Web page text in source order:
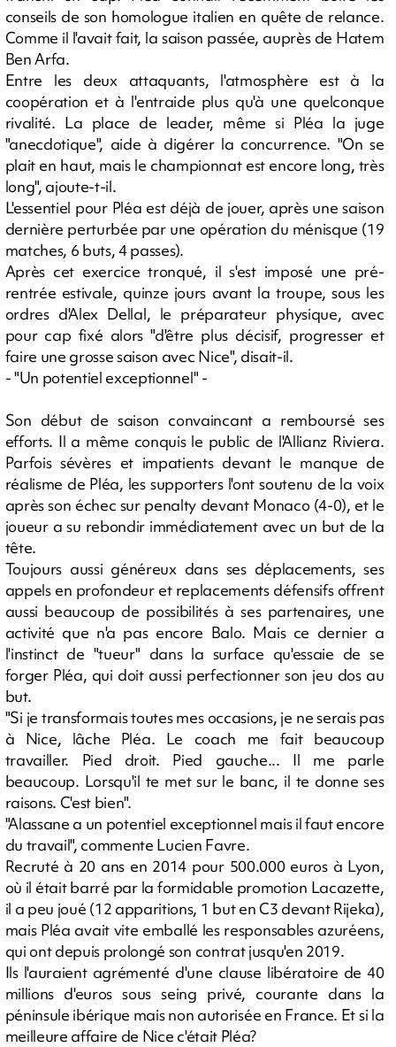
conseils de son homologue italien en quête de relance.
Comme il l'avait fait, la saison passée, auprès de Hatem
Ben Arfa.
Entre les deux attaquants, l'atmosphère est à la
coopération et à l'entraide plus qu'à une quelconque
rivalité. La place de leader, même si Pléa la juge
"anecdotique", aide à digérer la concurrence. "On se
plait en haut, mais le championnat est encore long, très
long", ajoute-t-il.
L'essentiel pour Pléa est déjà de jouer, après une saison
dernière perturbée par une opération du ménisque (19
matches, 6 buts, 4 passes).
Après cet exercice tronqué, il s'est imposé une pré-
rentrée estivale, quinze jours avant la troupe, sous les
ordres d'Alex Dellal, le préparateur physique, avec
pour cap fixé alors "d'être plus décisif, progresser et
faire une grosse saison avec Nice", disait-il.
- "Un potentiel exceptionnel" -
Son début de saison convaincant a remboursé ses
efforts. Il a même conquis le public de l'Allianz Riviera.
Parfois sévères et impatients devant le manque de
réalisme de Pléa, les supporters l'ont soutenu de la voix
après son échec sur penalty devant Monaco (4-0), et le
joueur a su rebondir immédiatement avec un but de la
tête.
Toujours aussi généreux dans ses déplacements, ses
appels en profondeur et replacements défensifs offrent
aussi beaucoup de possibilités à ses partenaires, une
activité que n'a pas encore Balo. Mais ce dernier a
l'instinct de "tueur" dans la surface qu'essaie de se
forger Pléa, qui doit aussi perfectionner son jeu dos au
but.
"Si je transformais toutes mes occasions, je ne serais pas
à Nice, lâche Pléa. Le coach me fait beaucoup
travailler. Pied droit. Pied gauche... Il me parle
beaucoup. Lorsqu'il te met sur le banc, il te donne ses
raisons. C'est bien".
"Alassane a un potentiel exceptionnel mais il faut encore
du travail", commente Lucien Favre.
Recruté à 20 ans en 2014 pour 500.000 euros à Lyon,
où il était barré par la formidable promotion Lacazette,
il a peu joué (12 apparitions, 1 but en C3 devant Rijeka),
mais Pléa avait vite emballé les responsables azuréens,
qui ont depuis prolongé son contrat jusqu'en 2019.
Ils l'auraient agrémenté d'une clause libératoire de 40
millions d'euros sous seing privé, courante dans la
péninsule ibérique mais non autorisée en France. Et si la
meilleure affaire de Nice c'était Pléa?